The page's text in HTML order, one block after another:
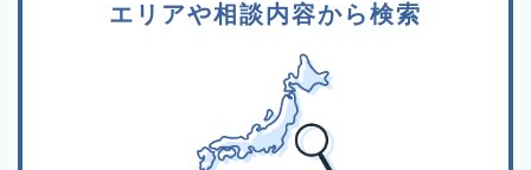
エリアや相談内容から検索